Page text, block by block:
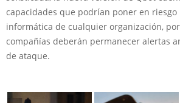
capacidades que podrían poner en
informática de cualquier organización,
compañías deberán permanecer alertas
de ataque.